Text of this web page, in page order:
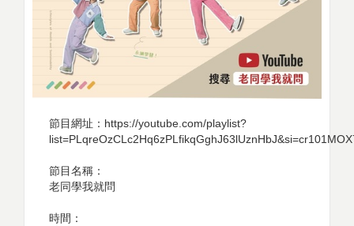
節目網址：https://youtube.com/playlist?
節目名稱：
老同學我就問
時間：